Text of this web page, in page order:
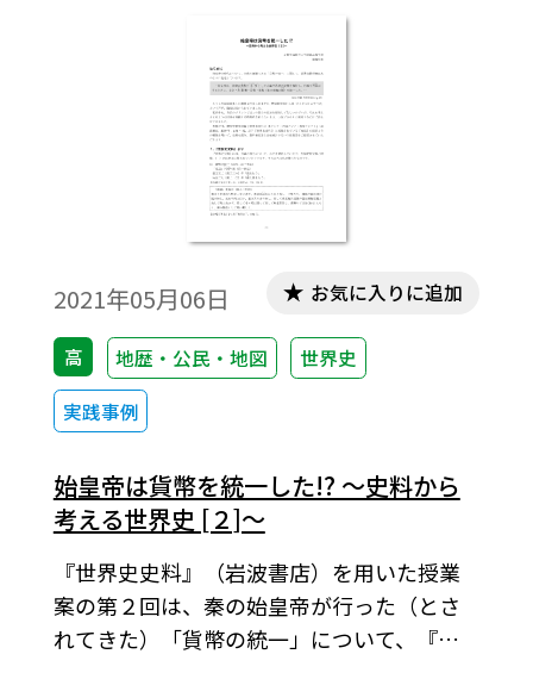
2021年05月06日
高 地歴・公民・地図
世界史
実践事例
お気に入りに追加
始皇帝は貨幣を統一した!? ～史料から
考える世界史 [２]～
『世界史史料』（岩波書店）を用いた授業
案の第２回は、秦の始皇帝が行った（とさ
れてきた）「貨幣の統一」について、『史